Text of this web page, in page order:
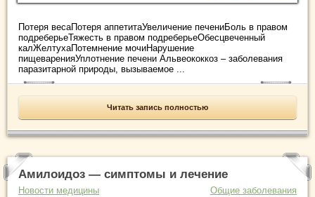
Потеря весаПотеря аппетитаУвеличение печениБоль в правом
подреберьеТяжесть в правом подреберьеОбесцвеченный
калЖелтухаПотемнение мочиНарушение
пищеваренияУплотнение печени Альвеококкоз – заболевания
паразитарной природы, вызываемое ...
Читать запись полностью
Амилоидоз — симптомы и лечение
Новости медицины Общие заболевания